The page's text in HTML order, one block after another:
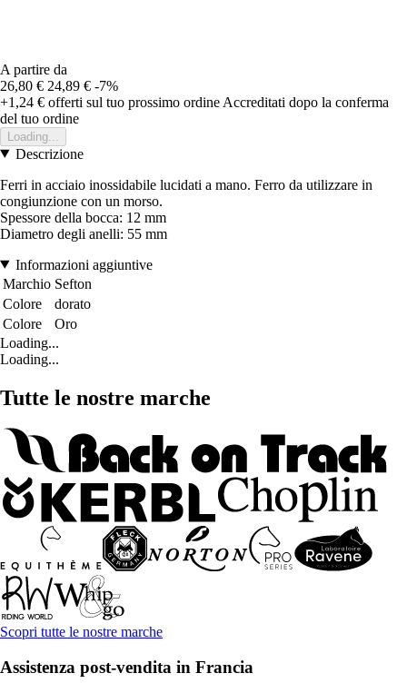
A partire da
26,80 € 24,89 € -7%
+1,24 € offerti sul tuo prossimo ordine Accreditati dopo la conferma
del tuo ordine
Loading...
Descrizione
Ferri in acciaio inossidabile lucidati a mano. Ferro da utilizzare in
congiunzione con un morso.
Spessore della bocca: 12 mm
Diametro degli anelli: 55 mm
Informazioni aggiuntive
Marchio Sefton
Colore
dorato
Colore
Oro
Loading...
Loading...
Tutte le nostre marche
Scopri tutte le nostre marche
Assistenza post-vendita in Francia